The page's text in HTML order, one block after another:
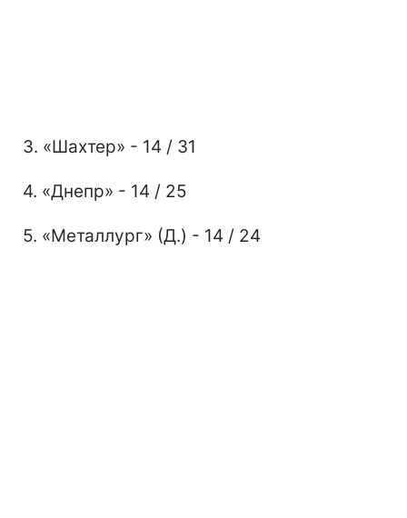
3. «Шахтер» - 14 / 31
4. «Днепр» - 14 / 25
5. «Металлург» (Д.) - 14 / 24